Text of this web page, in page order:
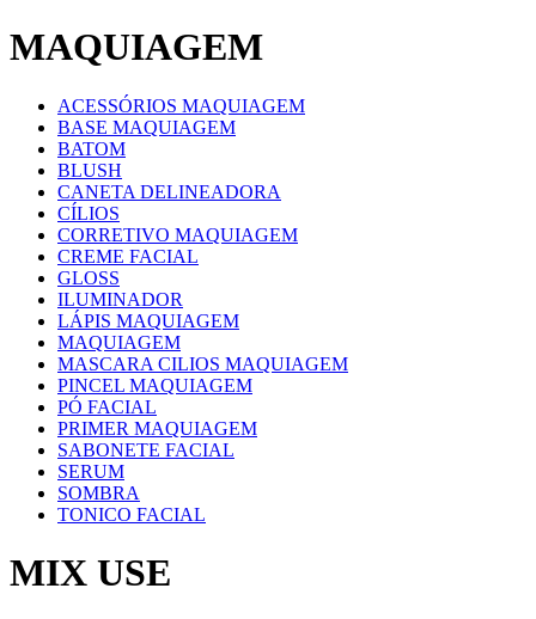
MAQUIAGEM
ACESSÓRIOS MAQUIAGEM
BASE MAQUIAGEM
BATOM
BLUSH
CANETA DELINEADORA
CÍLIOS
CORRETIVO MAQUIAGEM
CREME FACIAL
GLOSS
ILUMINADOR
LÁPIS MAQUIAGEM
MAQUIAGEM
MASCARA CILIOS MAQUIAGEM
PINCEL MAQUIAGEM
PÓ FACIAL
PRIMER MAQUIAGEM
SABONETE FACIAL
SERUM
SOMBRA
TONICO FACIAL
MIX USE